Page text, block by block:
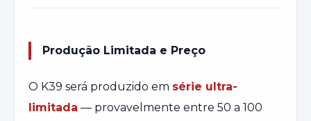
Produção Limitada e Preço
O K39 será produzido em série ultra-
limitada — provavelmente entre 50 a 100